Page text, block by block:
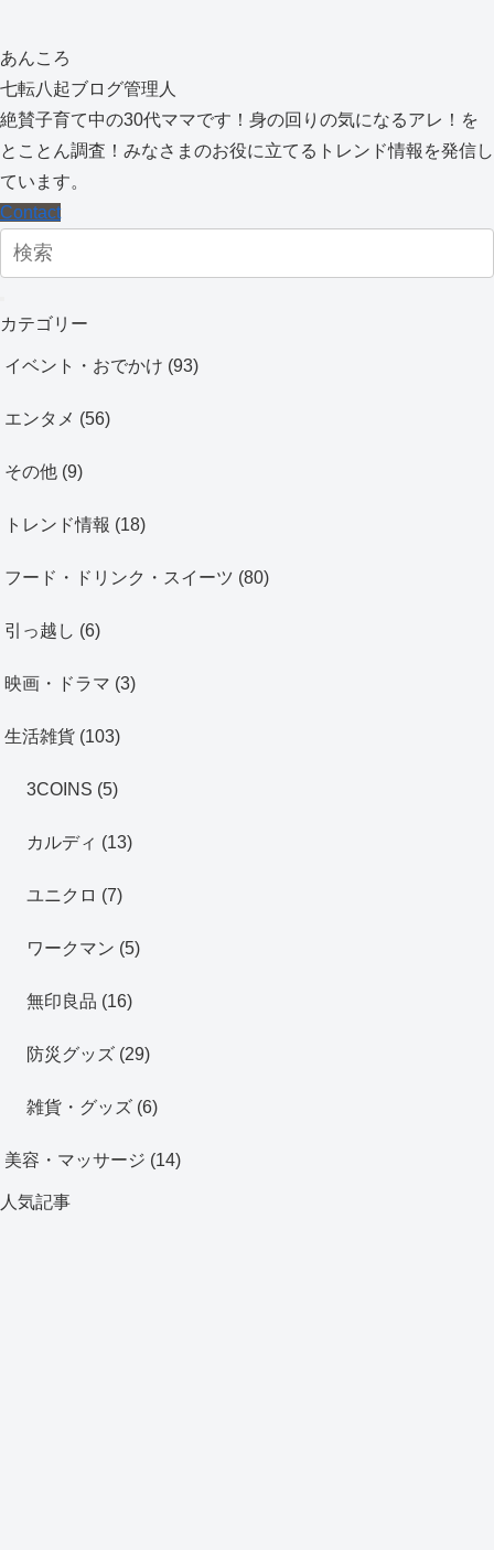
あんころ
七転八起ブログ管理人
絶賛子育て中の30代ママです！身の回りの気になるアレ！を
とことん調査！みなさまのお役に立てるトレンド情報を発信し
ています。
Contact
カテゴリー
イベント・おでかけ (93)
エンタメ (56)
その他 (9)
トレンド情報 (18)
フード・ドリンク・スイーツ (80)
引っ越し (6)
映画・ドラマ (3)
生活雑貨 (103)
3COINS (5)
カルディ (13)
ユニクロ (7)
ワークマン (5)
無印良品 (16)
防災グッズ (29)
雑貨・グッズ (6)
美容・マッサージ (14)
人気記事